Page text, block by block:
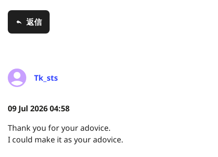
返信
Tk_sts
09 Jul 2026 04:58
Thank you for your adovice.
I could make it as your adovice.